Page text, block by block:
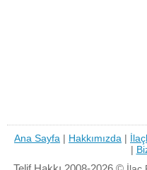
Ana Sayfa | Hakkımızda |
|